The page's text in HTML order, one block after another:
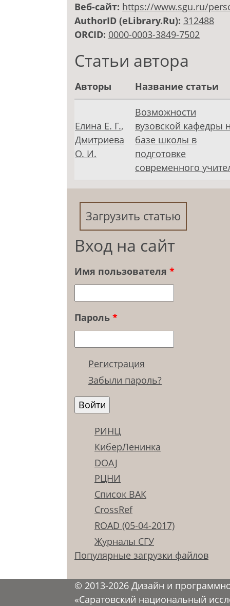
Веб-сайт: https://www.sgu.ru/
AuthorID (eLibrary.Ru): 312488
ORCID: 0000-0003-3849-7502
Статьи автора
Авторы Название статьи
Елина Е. Г.,
Дмитриева
О. И.
Возможности
вузовской кафедры
базе школы в
подготовке
современного
Загрузить статью
Вход на сайт
Имя пользователя *
Пароль *
Регистрация
Забыли пароль?
РИНЦ
КиберЛенинка
DOAJ
РЦНИ
Список ВАК
CrossRef
ROAD (05-04-2017)
Журналы СГУ
Популярные загрузки файлов
© 2013-2026 Дизайн и
«Саратовский национальный